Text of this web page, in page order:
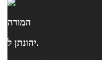
המורה
יהונתן ל.